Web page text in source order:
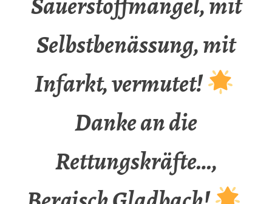
Selbstbenässung, mit
Infarkt, vermutet!
Danke an die
Rettungskräfte…,